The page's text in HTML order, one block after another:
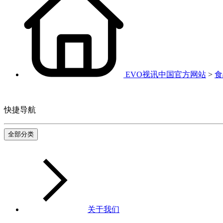
EVO视讯中国官方网站 >
快捷导航
全部分类
关于我们